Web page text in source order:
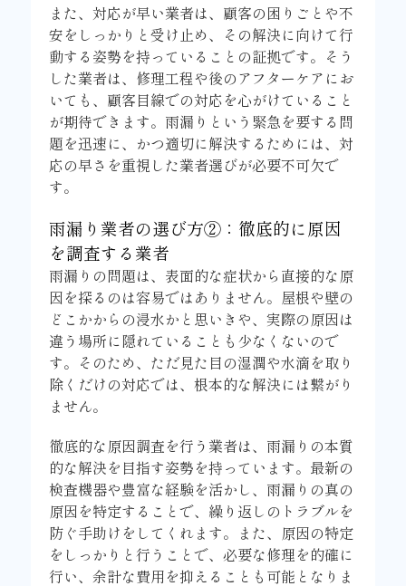
また、対応が早い業者は、顧客の困りごとや不
安をしっかりと受け止め、その解決に向けて行
動する姿勢を持っていることの証拠です。そう
した業者は、修理工程や後のアフターケアにお
いても、顧客目線での対応を心がけていること
が期待できます。雨漏りという緊急を要する問
題を迅速に、かつ適切に解決するためには、対
応の早さを重視した業者選びが必要不可欠で
す。
雨漏り業者の選び方②：徹底的に原因
を調査する業者
雨漏りの問題は、表面的な症状から直接的な原
因を探るのは容易ではありません。屋根や壁の
どこかからの浸水かと思いきや、実際の原因は
違う場所に隠れていることも少なくないので
す。そのため、ただ見た目の湿潤や水滴を取り
除くだけの対応では、根本的な解決には繋がり
ません。
徹底的な原因調査を行う業者は、雨漏りの本質
的な解決を目指す姿勢を持っています。最新の
検査機器や豊富な経験を活かし、雨漏りの真の
原因を特定することで、繰り返しのトラブルを
防ぐ手助けをしてくれます。また、原因の特定
をしっかりと行うことで、必要な修理を的確に
行い、余計な費用を抑えることも可能となりま